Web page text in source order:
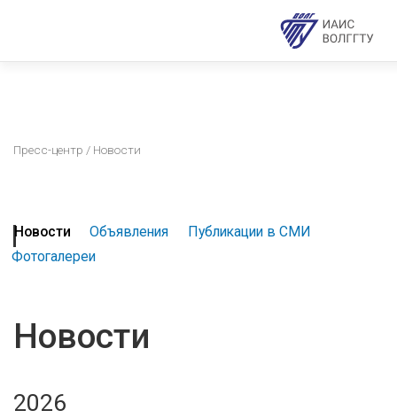
Пресс-центр / Новости
Новости Объявления
Публикации в СМИ
Фотогалереи
Новости
2026